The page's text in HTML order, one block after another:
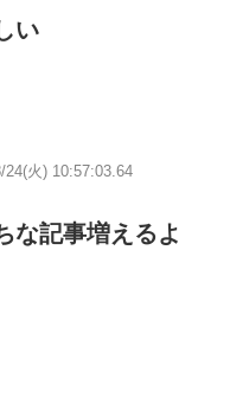
い
24(火) 10:57:03.64
な記事増えるよ